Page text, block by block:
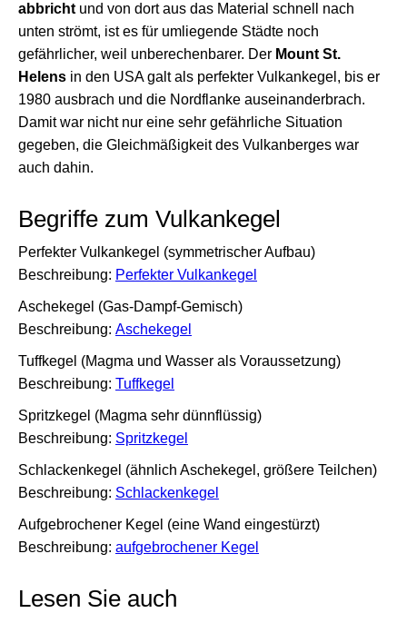
abbricht und von dort aus das Material schnell nach
unten strömt, ist es für umliegende Städte noch
gefährlicher, weil unberechenbarer. Der Mount St.
Helens in den USA galt als perfekter Vulkankegel, bis er
1980 ausbrach und die Nordflanke auseinanderbrach.
Damit war nicht nur eine sehr gefährliche Situation
gegeben, die Gleichmäßigkeit des Vulkanberges war
auch dahin.
Begriffe zum Vulkankegel
Perfekter Vulkankegel (symmetrischer Aufbau)
Beschreibung: Perfekter Vulkankegel
Aschekegel (Gas-Dampf-Gemisch)
Beschreibung: Aschekegel
Tuffkegel (Magma und Wasser als Voraussetzung)
Beschreibung: Tuffkegel
Spritzkegel (Magma sehr dünnflüssig)
Beschreibung: Spritzkegel
Schlackenkegel (ähnlich Aschekegel, größere Teilchen)
Beschreibung: Schlackenkegel
Aufgebrochener Kegel (eine Wand eingestürzt)
Beschreibung: aufgebrochener Kegel
Lesen Sie auch